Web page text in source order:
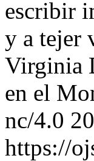
escribir
y a tejer
Virginia
en el
nc/4.0
https://